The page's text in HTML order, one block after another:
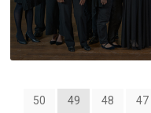
47
48
49
50